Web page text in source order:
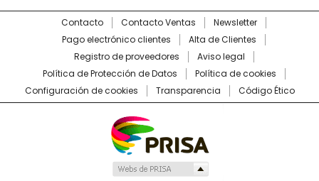
Contacto Contacto Ventas
Newsletter
Pago electrónico clientes
Alta de Clientes
Registro de proveedores
Aviso legal
Política de Protección de Datos
Política de cookies
Configuración de cookies
Transparencia Código Ético